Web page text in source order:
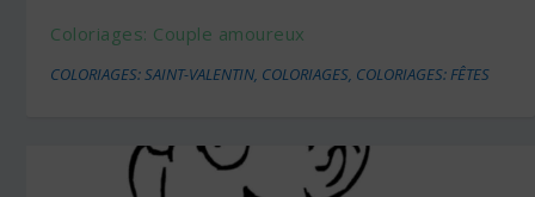
Coloriages: Couple amoureux
COLORIAGES: SAINT-VALENTIN, COLORIAGES, COLORIAGES: FÊTES